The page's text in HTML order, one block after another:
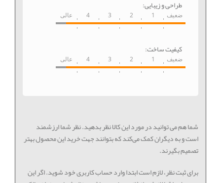
طراحی و زیبایی:
ضعیف 1
2
3
4 عالی
کیفیت ساخت:
ضعیف 1
2
3
4 عالی
شما هم می توانید در مورد این کالا نظر بدهید. نظر شما ارزشمند
است و به دیگران کمک می‌کند که بتوانند جهت خرید این محصول بهتر
تصمیم بگیرند.
برای ثبت نظر، لازم است ابتدا وارد حساب کاربری خود شوید. اگر این